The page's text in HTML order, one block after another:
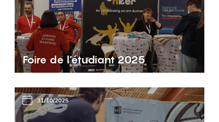
Foire de l’étudiant 2025
31/10/2025